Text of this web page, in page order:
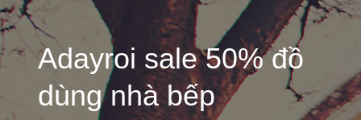
Adayroi sale 50% đồ
dùng nhà bếp